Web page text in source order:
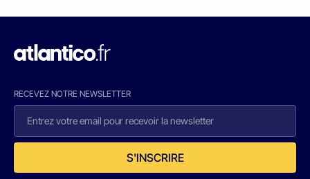
RECEVEZ NOTRE NEWSLETTER
S'INSCRIRE